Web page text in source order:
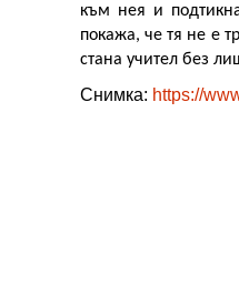
към нея и
покажа, че тя не е
стана учител без
Снимка: https://